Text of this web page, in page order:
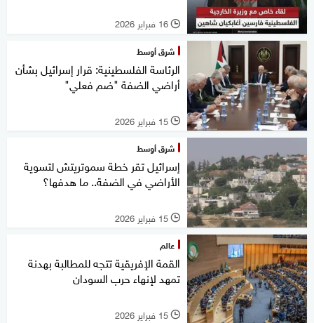
l 16 فبراير 2026
شرق أوسط
الرئاسة الفلسطينية: قرار إسرائيل بشأن
أراضي الضفة "ضم فعلي"
l 15 فبراير 2026
شرق أوسط
إسرائيل تقر خطة سموتريتش لتسوية
الأراضي في الضفة.. ما هدفها؟
l 15 فبراير 2026
عالم
القمة الإفريقية تتجه للمطالبة بهدنة
تمهد لإنهاء حرب السودان
l 15 فبراير 2026